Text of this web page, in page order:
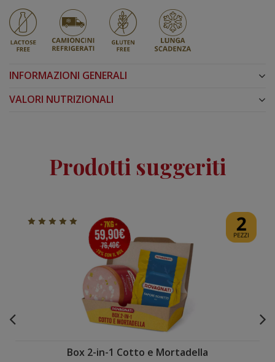
INFORMAZIONI GENERALI
VALORI NUTRIZIONALI
Prodotti suggeriti
Box 2-in-1 Cotto e Mortadella